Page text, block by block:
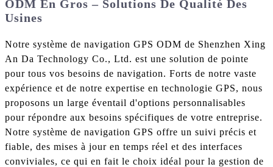
ODM En Gros – Solutions De Qualité Des
Usines
Notre système de navigation GPS ODM de Shenzhen Xing
An Da Technology Co., Ltd. est une solution de pointe
pour tous vos besoins de navigation. Forts de notre vaste
expérience et de notre expertise en technologie GPS, nous
proposons un large éventail d'options personnalisables
pour répondre aux besoins spécifiques de votre entreprise.
Notre système de navigation GPS offre un suivi précis et
fiable, des mises à jour en temps réel et des interfaces
conviviales, ce qui en fait le choix idéal pour la gestion de